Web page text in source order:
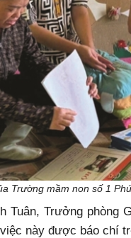
Trường mầm non số 1
Tuân, Trưởng phòng
này được báo chí